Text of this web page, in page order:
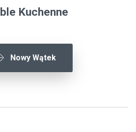
Kuchenne
Nowy Wątek